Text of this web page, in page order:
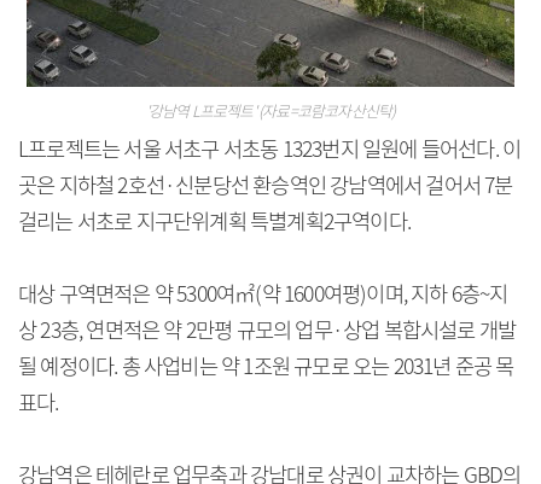
'강남역 L프로젝트' (자료=코람코자산신탁)
L프로젝트는 서울 서초구 서초동 1323번지 일원에 들어선다. 이
곳은 지하철 2호선·신분당선 환승역인 강남역에서 걸어서 7분
걸리는 서초로 지구단위계획 특별계획2구역이다.
대상 구역면적은 약 5300여㎡(약 1600여평)이며, 지하 6층~지
상 23층, 연면적은 약 2만평 규모의 업무·상업 복합시설로 개발
될 예정이다. 총 사업비는 약 1조원 규모로 오는 2031년 준공 목
표다.
강남역은 테헤란로 업무축과 강남대로 상권이 교차하는 GBD의